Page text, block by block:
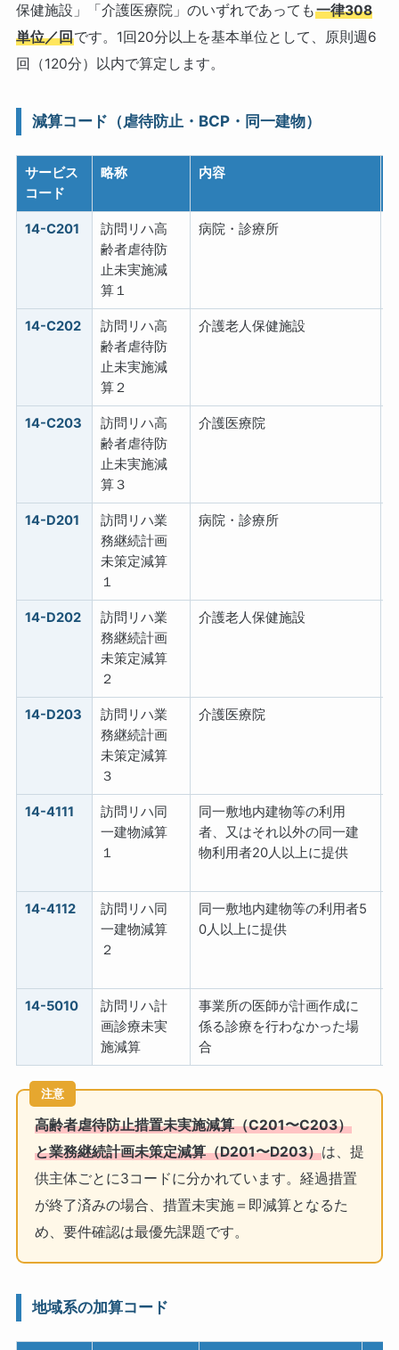
保健施設」「介護医療院」のいずれであっても一律308
単位／回です。1回20分以上を基本単位として、原則週6
回（120分）以内で算定します。
減算コード（虐待防止・BCP・同一建物）
サービス
コード
略称 内容
14-C201
訪問リハ高
齢者虐待防
止未実施減
算１
病院・診療所
14-C202
訪問リハ高
齢者虐待防
止未実施減
算２
介護老人保健施設
14-C203
訪問リハ高
齢者虐待防
止未実施減
算３
介護医療院
14-D201
訪問リハ業
務継続計画
未策定減算
１
病院・診療所
14-D202
訪問リハ業
務継続計画
未策定減算
２
介護老人保健施設
14-D203
訪問リハ業
務継続計画
未策定減算
３
介護医療院
14-4111
訪問リハ同
一建物減算
１
同一敷地内建物等の利用
者、又はそれ以外の同一建
物利用者20人以上に提供
14-4112
訪問リハ同
一建物減算
２
同一敷地内建物等の利用者5
0人以上に提供
14-5010
訪問リハ計
画診療未実
施減算
事業所の医師が計画作成に
係る診療を行わなかった場
合
注意
高齢者虐待防止措置未実施減算（C201〜C203）
と業務継続計画未策定減算（D201〜D203）は、提
供主体ごとに3コードに分かれています。経過措置
が終了済みの場合、措置未実施＝即減算となるた
め、要件確認は最優先課題です。
地域系の加算コード